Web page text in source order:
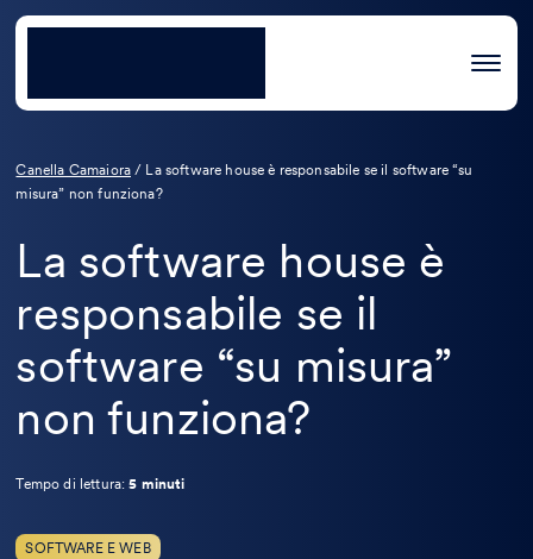
Canella Camaiora / La software house è responsabile se il software “su
misura” non funziona?
La software house è
responsabile se il
software “su misura”
non funziona?
Tempo di lettura:5 minuti
SOFTWARE E WEB